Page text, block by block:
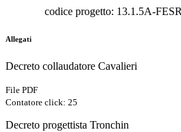
codice progetto: 13.1.5A-
Allegati
Decreto collaudatore Cavalieri
File PDF
Contatore click: 25
Decreto progettista Tronchin